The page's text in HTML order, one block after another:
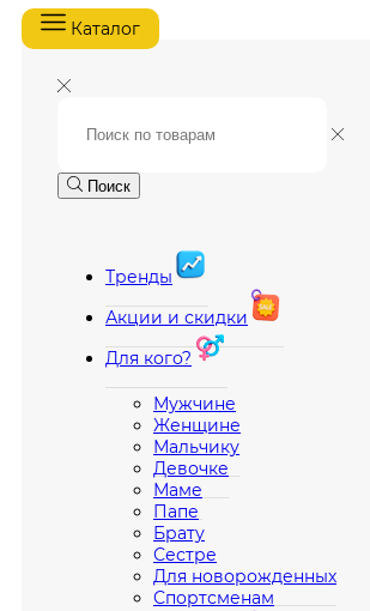
Каталог
Поиск
Тренды
Акции и скидки
Для кого?
Мужчине
Женщине
Мальчику
Девочке
Маме
Папе
Брату
Сестре
Для новорожденных
Спортсменам